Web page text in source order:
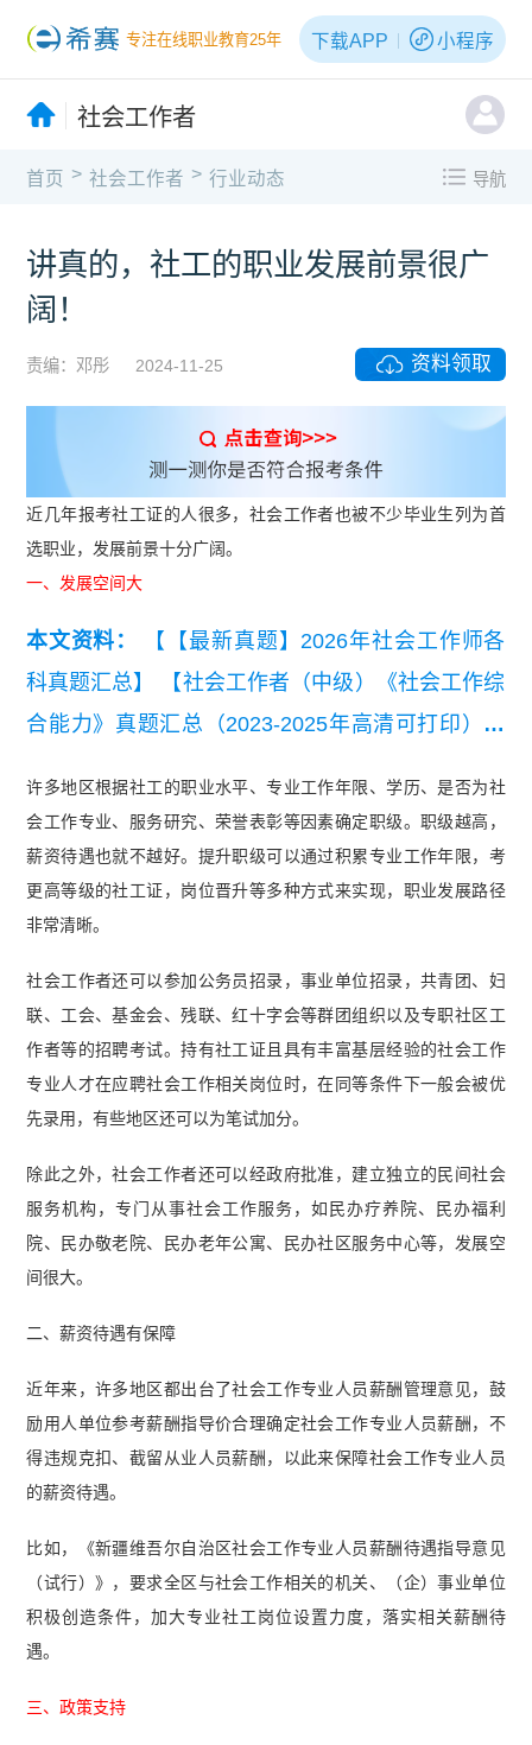
专注在线职业教育25年 下载APP 小程序
社会工作者
首页 > 社会工作者 > 行业动态 导航
讲真的，社工的职业发展前景很广
阔！
责编：邓彤 2024-11-25 资料领取
近几年报考社工证的人很多，社会工作者也被不少毕业生列为首
选职业，发展前景十分广阔。
一、发展空间大
本文资料：
【【最新真题】2026年社会工作师各
科真题汇总】
【社会工作者（中级）《社会工作综
合能力》真题汇总（2023-2025年高清可打印）】
（初级）》真题汇总（高清可打印）】
【2025年
中级社工《社会工作综合能力》真题及答案】 【20
25年中级社工《专业实务》真题及答案】 【2025
年初级社工《社会工作综合能力》真题及答案】
【2025年中级社工《社会工作法规与政策》真题及
答案解析】
许多地区根据社工的职业水平、专业工作年限、学历、是否为社
会工作专业、服务研究、荣誉表彰等因素确定职级。职级越高，
薪资待遇也就不越好。提升职级可以通过积累专业工作年限，考
更高等级的社工证，岗位晋升等多种方式来实现，职业发展路径
非常清晰。
社会工作者还可以参加公务员招录，事业单位招录，共青团、妇
联、工会、基金会、残联、红十字会等群团组织以及专职社区工
作者等的招聘考试。持有社工证且具有丰富基层经验的社会工作
专业人才在应聘社会工作相关岗位时，在同等条件下一般会被优
先录用，有些地区还可以为笔试加分。
除此之外，社会工作者还可以经政府批准，建立独立的民间社会
服务机构，专门从事社会工作服务，如民办疗养院、民办福利
院、民办敬老院、民办老年公寓、民办社区服务中心等，发展空
间很大。
二、薪资待遇有保障
近年来，许多地区都出台了社会工作专业人员薪酬管理意见，鼓
励用人单位参考薪酬指导价合理确定社会工作专业人员薪酬，不
得违规克扣、截留从业人员薪酬，以此来保障社会工作专业人员
的薪资待遇。
比如，《新疆维吾尔自治区社会工作专业人员薪酬待遇指导意见
（试行）》，要求全区与社会工作相关的机关、（企）事业单位
积极创造条件，加大专业社工岗位设置力度，落实相关薪酬待
遇。
三、政策支持